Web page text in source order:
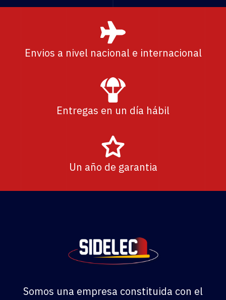
Envios a nivel nacional e internacional
Entregas en un día hábil
Un año de garantia
Somos una empresa constituida con el